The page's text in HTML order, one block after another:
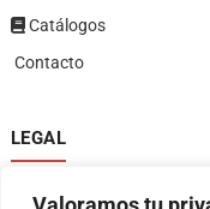
Catálogos
Contacto
LEGAL
Política de privacidad